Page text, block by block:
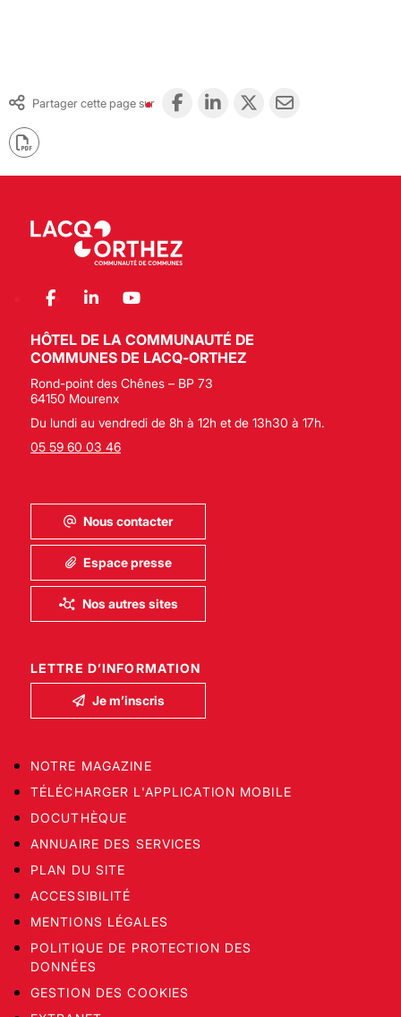
Partager cette page sur
HÔTEL DE LA COMMUNAUTÉ DE
COMMUNES DE LACQ-ORTHEZ
Rond-point des Chênes – BP 73
64150 Mourenx
Du lundi au vendredi de 8h à 12h et de 13h30 à 17h.
05 59 60 03 46
Nous contacter
Espace presse
Nos autres sites
LETTRE D’INFORMATION
Je m’inscris
NOTRE MAGAZINE
TÉLÉCHARGER L'APPLICATION MOBILE
DOCUTHÈQUE
ANNUAIRE DES SERVICES
PLAN DU SITE
ACCESSIBILITÉ
MENTIONS LÉGALES
POLITIQUE DE PROTECTION DES
DONNÉES
GESTION DES COOKIES